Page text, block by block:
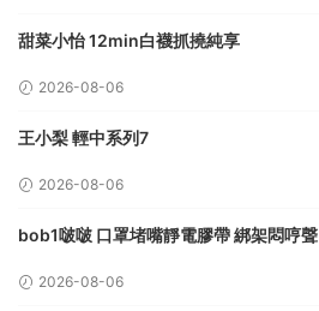
甜菜小怡 12min白襪抓撓純享
2026-08-06
王小梨 輕中系列7
2026-08-06
bob1啵啵 口罩堵嘴靜電膠帶 綁架悶哼聲
2026-08-06